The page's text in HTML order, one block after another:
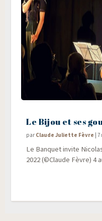
Le Bijou et ses
par Claude Juliette Fèvre |7
Le Ban­quet invite
2022 (©Claude Fèvre) 4